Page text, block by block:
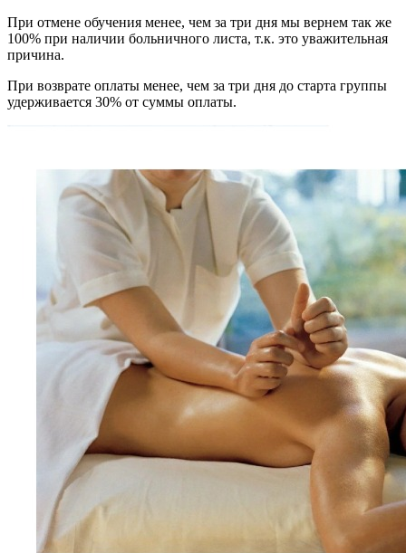
При отмене обучения менее, чем за три дня мы вернем так же
100% при наличии больничного листа, т.к. это уважительная
причина.
При возврате оплаты менее, чем за три дня до старта группы
удерживается 30% от суммы оплаты.